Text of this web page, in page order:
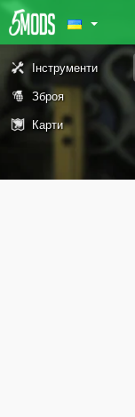
Інструменти
Зброя
Карти